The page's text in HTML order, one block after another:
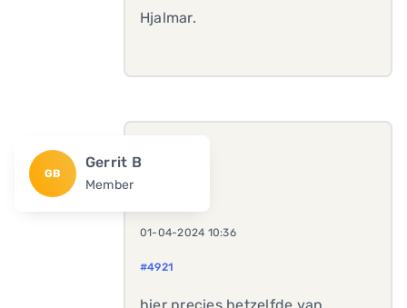
Hjalmar.
GB
Gerrit B
Member
01-04-2024 10:36
#4921